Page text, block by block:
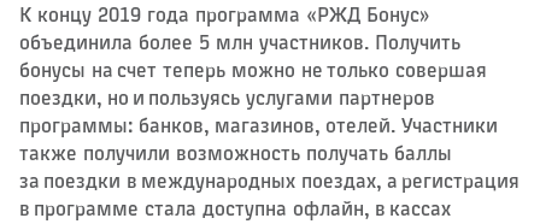
К концу 2019 года программа «РЖД Бонус»
объединила более 5 млн участников. Получить
бонусы на счет теперь можно не только совершая
поездки, но и пользуясь услугами партнеров
программы: банков, магазинов, отелей. Участники
также получили возможность получать баллы
за поездки в международных поездах, а регистрация
в программе стала доступна офлайн, в кассах